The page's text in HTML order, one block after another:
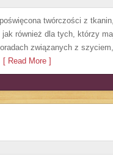
twórczości z
również dla tych, którzy
związanych z
[ Read More ]